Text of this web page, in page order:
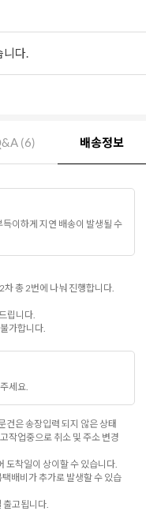
니다.
(6) 배송정보
이하게 지연 배송이 발생될 수
총 2번에 나눠 진행합니다.
립니다.
가합니다.
세요.
은 송장입력 되지 않은 상태
작업중으로 취소 및 주소 변경
도착일이 상이할 수 있습니다.
배비가 추가로 발생할 수 있습
출고됩니다.